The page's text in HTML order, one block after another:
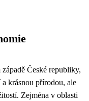
České republiky,
krásnou přírodou, ale
Zejména v oblasti